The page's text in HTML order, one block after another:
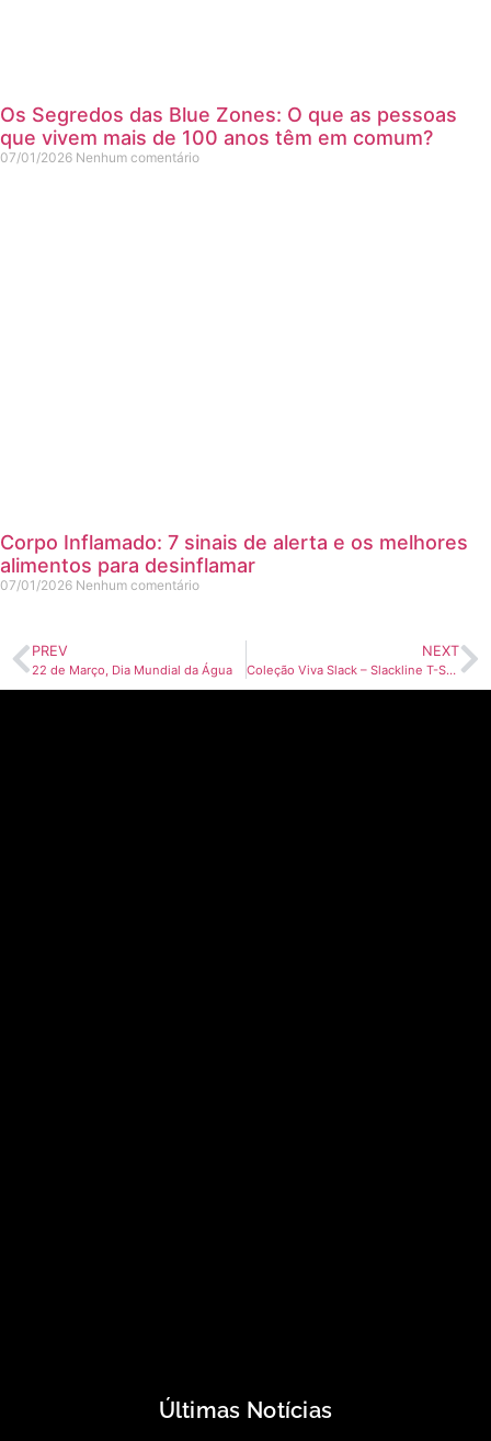
Os Segredos das Blue Zones: O que as pessoas
que vivem mais de 100 anos têm em comum?
07/01/2026 Nenhum comentário
Corpo Inflamado: 7 sinais de alerta e os melhores
alimentos para desinflamar
07/01/2026 Nenhum comentário
PREV
22 de Março, Dia Mundial da Água
NEXT
Coleção Viva Slack – Slackline T-Shirts
Últimas Notícias